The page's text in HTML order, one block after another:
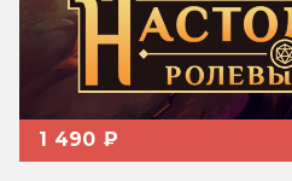
1 490 ₽